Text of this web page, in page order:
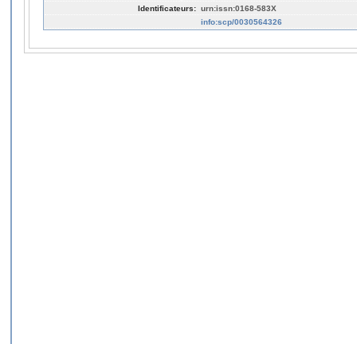
Identificateurs: urn:issn:0168-583X
info:scp/0030564326